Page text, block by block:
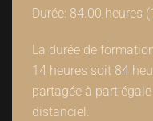
Durée: 84.00 heures
La durée de
14 heures soit 84
partagée à part
distanciel.